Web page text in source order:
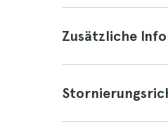
Zusätzliche